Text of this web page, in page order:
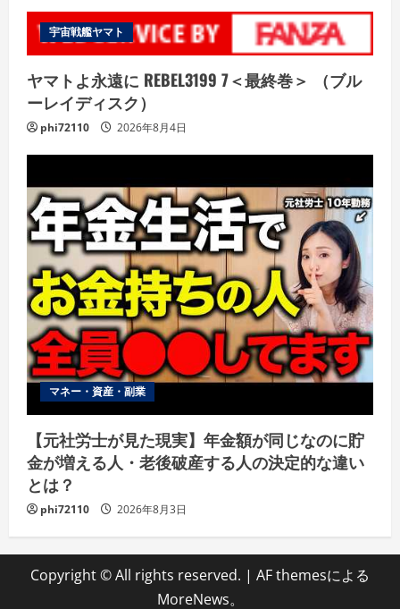
宇宙戦艦ヤマト
ヤマトよ永遠に REBEL3199 7＜最終巻＞ （ブル
ーレイディスク）
phi72110 2026年8月4日
マネー・資産・副業
【元社労士が見た現実】年金額が同じなのに貯
金が増える人・老後破産する人の決定的な違い
とは？
phi72110 2026年8月3日
Copyright © All rights reserved. | AF themesによる
MoreNews。